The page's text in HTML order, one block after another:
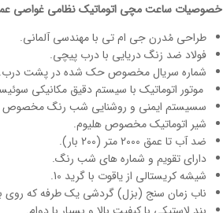
خصوصیات ساعت مچی اتوماتیکنظامی غواصی
طراحی مُدرن جی ام تی با مهندسی آلمانی.
فولاد ضد زنگ دریایی با درب پیچی.
شماره سریال مخصوص حک شده در پشت درب.
موتور اتوماتیک با سیستم دقیق مکانیکی
سسیستم ایمنی و روشنایی شب رنگ مخصوص Chris Benz .
شیر اتوماتیک مخصوص هلیوم.
ضد آب تا عمق 2000 متر (200 بار).
دارای تقویم و شماره های شب رنگ.
شیشه کریستالی از یاقوت با گرید 10.
ناب زمان سنج (بزل) گردشی یک طرفه که روی